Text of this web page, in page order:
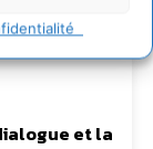
et la